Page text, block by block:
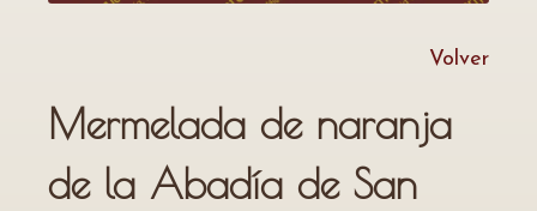
Volver
Mermelada de naranja
de la Abadía de San